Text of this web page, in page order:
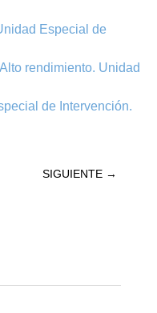
Especial de
rendimiento. Unidad
de Intervención.
SIGUIENTE →